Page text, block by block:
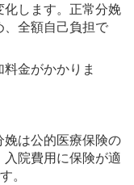
します。正常分娩
、全額自己負担で
金がかかりま
は公的医療保険の
院費用に保険が適
。